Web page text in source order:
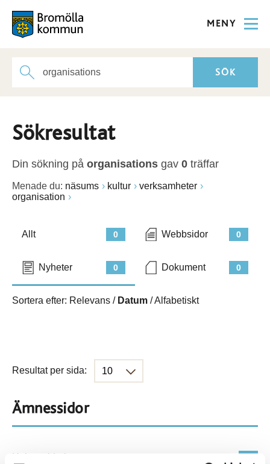
MENY
Sökresultat
Din sökning på organisations gav 0 träffar
Menade du: näsums kultur
verksamheter
organisation
0
Allt 0
Webbsidor
0
Nyheter 0
Dokument
Sortera efter: Relevans / Datum /Alfabetiskt
Resultat per sida:
Ämnessidor
Hela webbplatsen